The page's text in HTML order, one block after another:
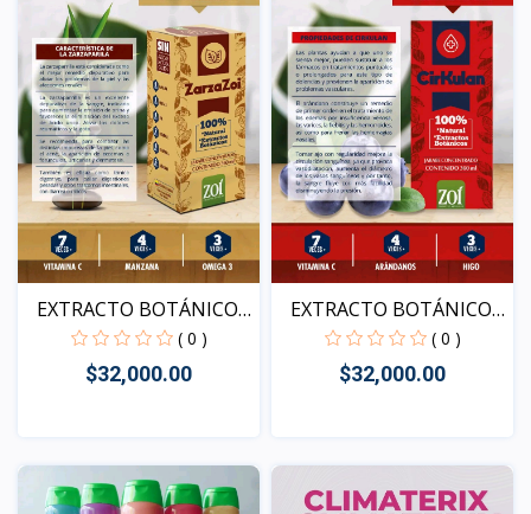
EXTRACTO BOTÁNICO
ZARZA...
( 0 )
$32,000.00
Vista
EXTRACTO BOTÁNICO
CIRKU...
( 0 )
$32,000.00
Vista